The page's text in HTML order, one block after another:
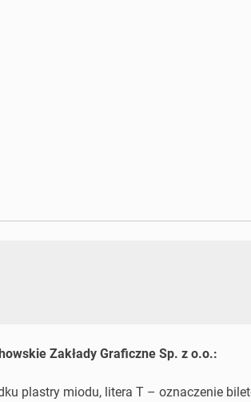
Zakłady Graficzne Sp. z o.o.:
plastry miodu, litera T – oznaczenie